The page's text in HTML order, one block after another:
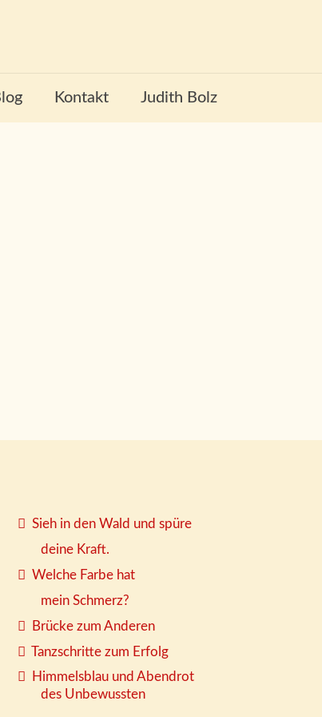
Kontakt Judith Bolz
Sieh in den Wald und spüre
deine Kraft.
Welche Farbe hat
mein Schmerz?
Brücke zum Anderen
Tanzschritte zum Erfolg
Himmelsblau und Abendrot
des Unbewussten